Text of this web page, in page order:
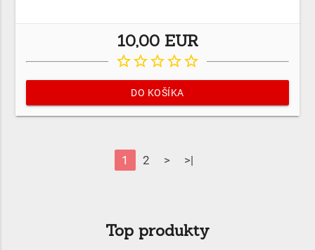
10,00 EUR
star_borderstar_borderstar_borderstar_borderstar_border
DO KOŠÍKA
1 2 > >|
Top produkty